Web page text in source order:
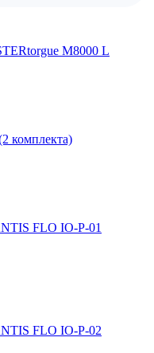
M8000 L
комплекта)
FLO IO-P-01
FLO IO-P-02